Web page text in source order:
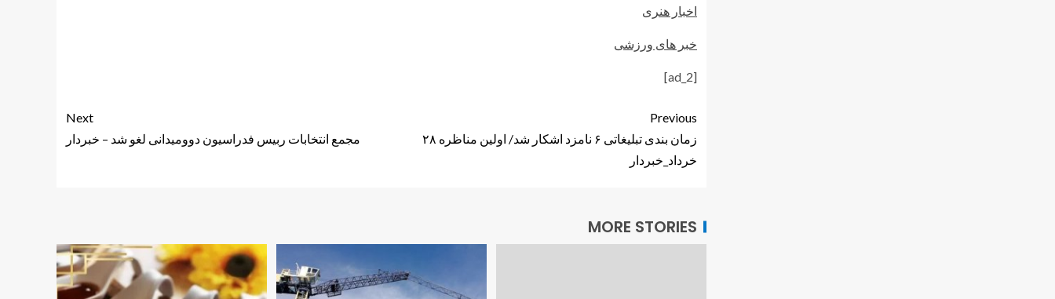
اخبار هنری
خبر های ورزشی
[ad_2]
Previous
زمان بندی تبلیغاتی ۶ نامزد اشکار شد/ اولین مناظره ۲۸
خرداد_خبردار
Next
مجمع انتخابات ربیس فدراسیون دوومیدانی لغو شد – خبردار
MORE STORIES